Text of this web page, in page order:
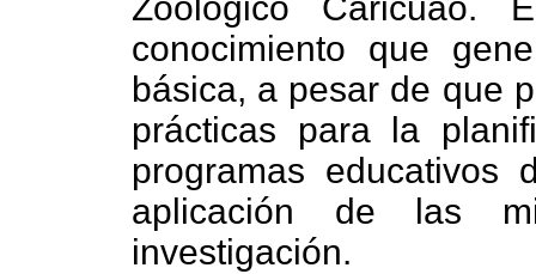
Zoológico
conocimiento que
básica, a pesar de que
prácticas para la
programas educativos
aplicación de las
investigación.